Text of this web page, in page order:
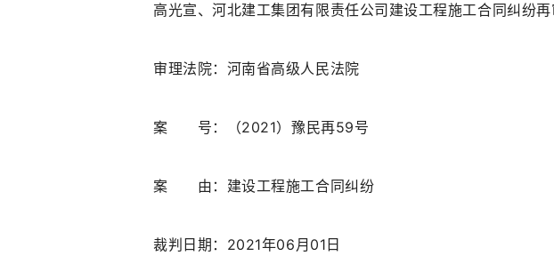
高光宣、河北建工集团有限责任公司建设工程施工合同纠纷
审理法院：河南省高级人民法院
案 号：（2021）豫民再59号
案 由：建设工程施工合同纠纷
裁判日期：2021年06月01日